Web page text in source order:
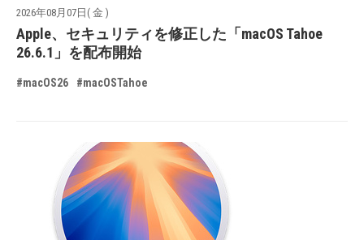
2026年08月07日( 金 )
Apple、セキュリティを修正した「macOS Tahoe
26.6.1」を配布開始
#macOS26 #macOSTahoe